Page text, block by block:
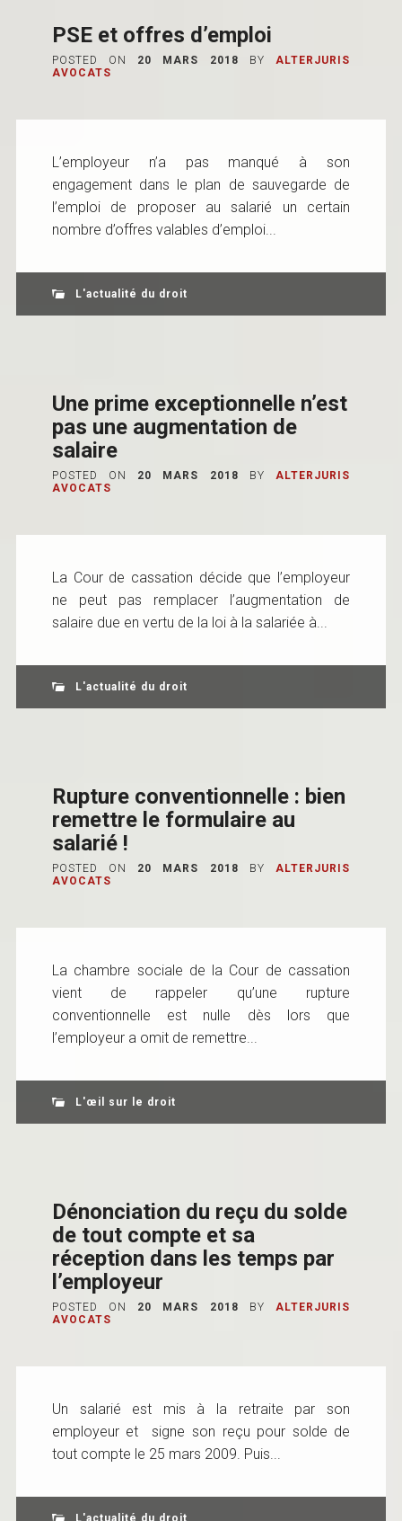
PSE et offres d’emploi
POSTED ON 20 MARS 2018 BY
ALTERJURIS
AVOCATS
L’employeur n’a pas manqué à son
engagement dans le plan de sauvegarde de
l’emploi de proposer au salarié un certain
nombre d’offres valables d’emploi...
L'actualité du droit
Une prime exceptionnelle n’est
pas une augmentation de
salaire
POSTED ON 20 MARS 2018 BY
ALTERJURIS
AVOCATS
La Cour de cassation décide que l’employeur
ne peut pas remplacer l’augmentation de
salaire due en vertu de la loi à la salariée à...
L'actualité du droit
Rupture conventionnelle : bien
remettre le formulaire au
salarié !
POSTED ON 20 MARS 2018 BY
ALTERJURIS
AVOCATS
La chambre sociale de la Cour de cassation
vient de rappeler qu’une rupture
conventionnelle est nulle dès lors que
l’employeur a omit de remettre...
L'œil sur le droit
Dénonciation du reçu du solde
de tout compte et sa
réception dans les temps par
l’employeur
POSTED ON 20 MARS 2018 BY
ALTERJURIS
AVOCATS
Un salarié est mis à la retraite par son
employeur et signe son reçu pour solde de
tout compte le 25 mars 2009. Puis...
L'actualité du droit